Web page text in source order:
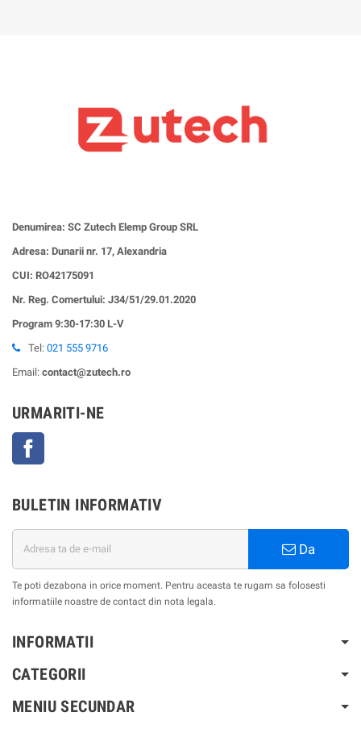
Denumirea: SC Zutech Elemp Group SRL
Adresa: Dunarii nr. 17, Alexandria
CUI: RO42175091
Nr. Reg. Comertului: J34/51/29.01.2020
Program 9:30-17:30 L-V
Tel: 021 555 9716
Email: contact@zutech.ro
URMARITI-NE
BULETIN INFORMATIV
Da
Te poti dezabona in orice moment. Pentru aceasta te rugam sa folosesti
informatiile noastre de contact din nota legala.
INFORMATII
CATEGORII
MENIU SECUNDAR